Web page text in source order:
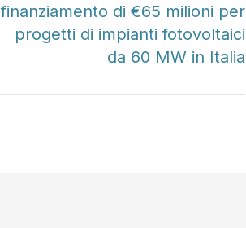
finanziamento di €65 milioni per
progetti di impianti fotovoltaici
da 60 MW in Italia